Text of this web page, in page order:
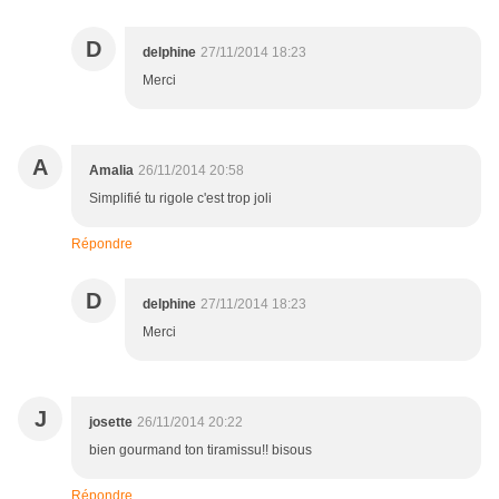
D delphine 27/11/2014 18:23
Merci
A Amalia 26/11/2014 20:58
Simplifié tu rigole c'est trop joli
Répondre
D delphine 27/11/2014 18:23
Merci
J josette 26/11/2014 20:22
bien gourmand ton tiramissu!! bisous
Répondre